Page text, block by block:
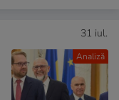
Analiză
31 iul.